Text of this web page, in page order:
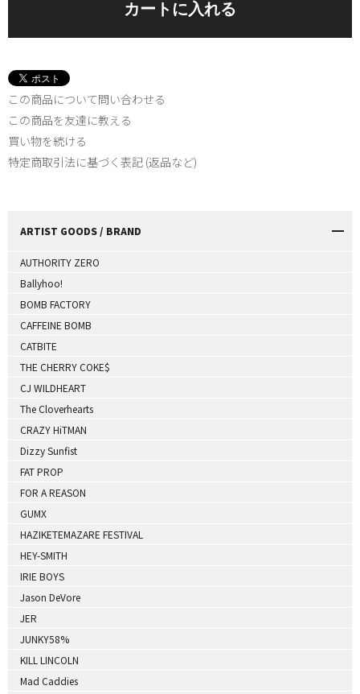
この商品について問い合わせる
この商品を友達に教える
買い物を続ける
特定商取引法に基づく表記 (返品など)
ARTIST GOODS / BRAND
AUTHORITY ZERO
Ballyhoo!
BOMB FACTORY
CAFFEINE BOMB
CATBITE
THE CHERRY COKE$
CJ WILDHEART
The Cloverhearts
CRAZY HiTMAN
Dizzy Sunfist
FAT PROP
FOR A REASON
GUMX
HAZIKETEMAZARE FESTIVAL
HEY-SMITH
IRIE BOYS
Jason DeVore
JER
JUNKY58%
KILL LINCOLN
Mad Caddies